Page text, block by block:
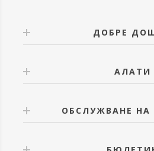
ДОБРЕ
АЛАТИ
ОБСЛУЖВАНЕ НА